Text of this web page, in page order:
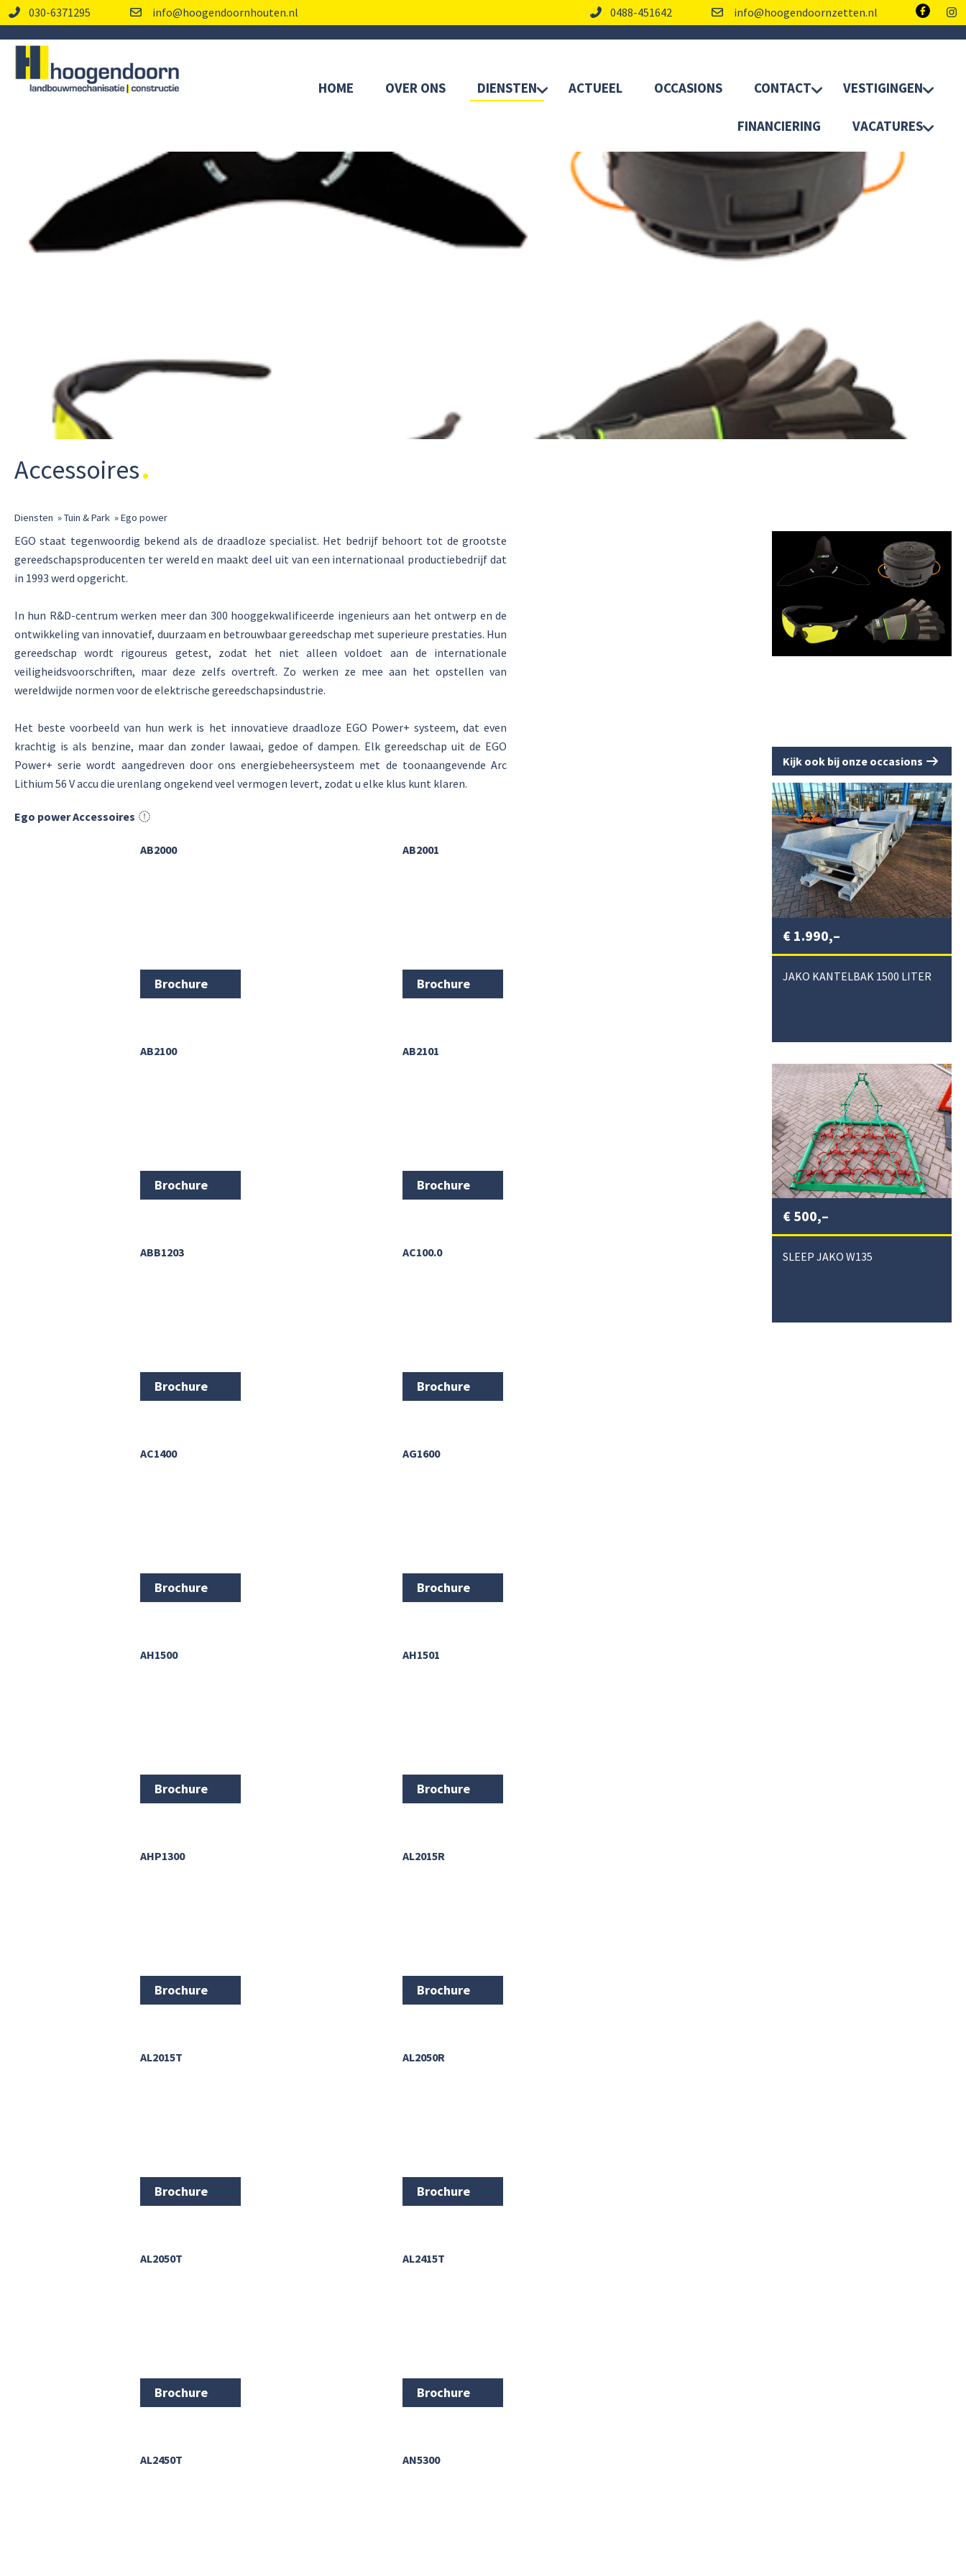
030-6371295 info@hoogendoornhouten.nl 0488-451642 info@hoogendoornzetten.nl
HOME OVER ONS DIENSTEN ACTUEEL OCCASIONS CONTACT VESTIGINGEN
FINANCIERING VACATURES
Accessoires
Diensten »Tuin & Park »Ego power
EGO staat tegenwoordig bekend als de draadloze specialist. Het bedrijf behoort tot de grootste
gereedschapsproducenten ter wereld en maakt deel uit van een internationaal productiebedrijf dat
in 1993 werd opgericht.
In hun R&D-centrum werken meer dan 300 hooggekwalificeerde ingenieurs aan het ontwerp en de
ontwikkeling van innovatief, duurzaam en betrouwbaar gereedschap met superieure prestaties. Hun
gereedschap wordt rigoureus getest, zodat het niet alleen voldoet aan de internationale
veiligheidsvoorschriften, maar deze zelfs overtreft. Zo werken ze mee aan het opstellen van
wereldwijde normen voor de elektrische gereedschapsindustrie.
Het beste voorbeeld van hun werk is het innovatieve draadloze EGO Power+ systeem, dat even
krachtig is als benzine, maar dan zonder lawaai, gedoe of dampen. Elk gereedschap uit de EGO
Power+ serie wordt aangedreven door ons energiebeheersysteem met de toonaangevende Arc
Lithium 56 V accu die urenlang ongekend veel vermogen levert, zodat u elke klus kunt klaren.
Ego power Accessoires
AB2000
Brochure
AB2001
Brochure
AB2100
Brochure
AB2101
Brochure
ABB1203
Brochure
AC100.0
Brochure
AC1400
Brochure
AG1600
Brochure
AH1500
Brochure
AH1501
Brochure
AHP1300
Brochure
AL2015R
Brochure
AL2015T
Brochure
AL2050R
Brochure
AL2050T
Brochure
AL2415T
Brochure
AL2450T AN5300
Kijk ook bij onze occasions
€ 1.990,–
JAKO KANTELBAK 1500 LITER
€ 500,–
SLEEP JAKO W135